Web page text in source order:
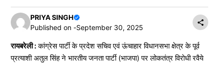
PRIYA SINGH
Published on -September 30, 2025
रायबरेली :कांग्रेस पार्टी के प्रदेश सचिव एवं ऊंचाहार विधानसभा क्षेत्र के पूर्व
प्रत्याशी अतुल सिंह ने भारतीय जनता पार्टी (भाजपा) पर लोकतंत्र विरोधी रवैये